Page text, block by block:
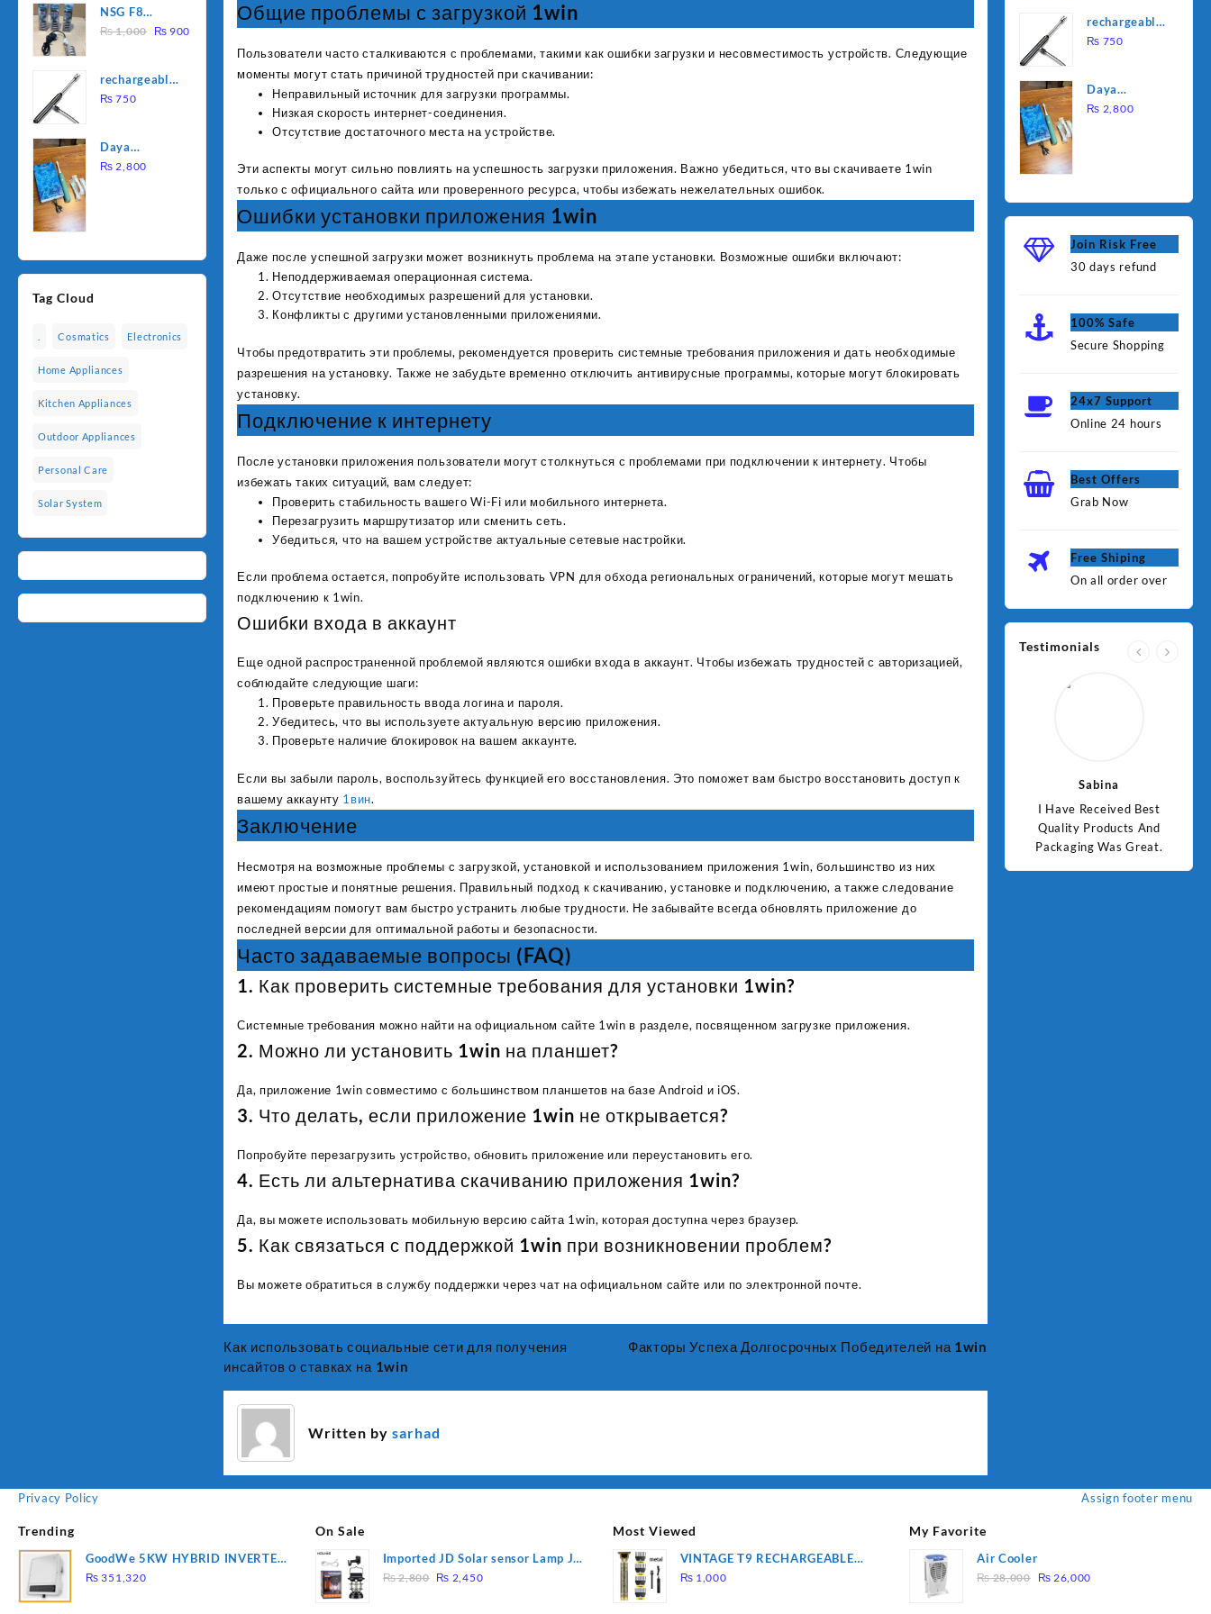
was:
₨ 1,500.
is:
₨ 1,250.
NSG F8
2000W
Heating Rod
– Fast
₨1,000
Original
₨ 1,000.
₨ 900
rechargeable
electric
₨ 750
Daya
rechargable
₨ 2,800
Tag Cloud
Cosmatics Electronics
Home Appliances
Kitchen Appliances
Outdoor Appliances
Personal Care
Solar System
Общие проблемы с загрузкой 1win
Пользователи часто сталкиваются с проблемами, такими как ошибки загрузки и несовместимость устройств. Следующие
моменты могут стать причиной трудностей при скачивании:
Неправильный источник для загрузки программы.
Низкая скорость интернет-соединения.
Отсутствие достаточного места на устройстве.
Эти аспекты могут сильно повлиять на успешность загрузки приложения. Важно убедиться, что вы скачиваете 1win
только с официального сайта или проверенного ресурса, чтобы избежать нежелательных ошибок.
Ошибки установки приложения 1win
Даже после успешной загрузки может возникнуть проблема на этапе установки. Возможные ошибки включают:
Неподдерживаемая операционная система.
Отсутствие необходимых разрешений для установки.
Конфликты с другими установленными приложениями.
Чтобы предотвратить эти проблемы, рекомендуется проверить системные требования приложения и дать необходимые
разрешения на установку. Также не забудьте временно отключить антивирусные программы, которые могут блокировать
установку.
Подключение к интернету
После установки приложения пользователи могут столкнуться с проблемами при подключении к интернету. Чтобы
избежать таких ситуаций, вам следует:
Проверить стабильность вашего Wi-Fi или мобильного интернета.
Перезагрузить маршрутизатор или сменить сеть.
Убедиться, что на вашем устройстве актуальные сетевые настройки.
Если проблема остается, попробуйте использовать VPN для обхода региональных ограничений, которые могут мешать
подключению к 1win.
Ошибки входа в аккаунт
Еще одной распространенной проблемой являются ошибки входа в аккаунт. Чтобы избежать трудностей с авторизацией,
соблюдайте следующие шаги:
Проверьте правильность ввода логина и пароля.
Убедитесь, что вы используете актуальную версию приложения.
Проверьте наличие блокировок на вашем аккаунте.
Если вы забыли пароль, воспользуйтесь функцией его восстановления. Это поможет вам быстро восстановить доступ к
вашему аккаунту 1вин.
Заключение
Несмотря на возможные проблемы с загрузкой, установкой и использованием приложения 1win, большинство из них
имеют простые и понятные решения. Правильный подход к скачиванию, установке и подключению, а также следование
рекомендациям помогут вам быстро устранить любые трудности. Не забывайте всегда обновлять приложение до
последней версии для оптимальной работы и безопасности.
Часто задаваемые вопросы (FAQ)
1. Как проверить системные требования для установки 1win?
Системные требования можно найти на официальном сайте 1win в разделе, посвященном загрузке приложения.
2. Можно ли установить 1win на планшет?
Да, приложение 1win совместимо с большинством планшетов на базе Android и iOS.
3. Что делать, если приложение 1win не открывается?
Попробуйте перезагрузить устройство, обновить приложение или переустановить его.
4. Есть ли альтернатива скачиванию приложения 1win?
Да, вы можете использовать мобильную версию сайта 1win, которая доступна через браузер.
5. Как связаться с поддержкой 1win при возникновении проблем?
Вы можете обратиться в службу поддержки через чат на официальном сайте или по электронной почте.
Post
Как использовать социальные сети для получения
инсайтов о ставках на 1win
Факторы Успеха Долгосрочных Победителей на 1win
Written bysarhad
Heating Rod
– Fast
₨ 1,000.
rechargeable
electric
₨ 750
Daya
rechargable
₨ 2,800
Join Risk Free
30 days refund
100% Safe
Secure Shopping
24x7 Support
Online 24 hours
Best Offers
Grab Now
Free Shiping
On all order over
Testimonials
Sabina
I Have Received Best
Jawad
Good Quality Products.
Sabina
I Have Received Best
Quality Products And
Packaging Was Great.
Privacy Policy Assign footer menu
Trending
GoodWe 5KW HYBRID INVERTER
GW5K-ET
₨ 351,320
On Sale
Imported JD Solar sensor Lamp JD-
7809
₨2,800 Original
₨ 2,450Current
Most Viewed
VINTAGE T9 RECHARGEABLE
Electric Hair CLIPPER
₨ 1,000
My Favorite
Air Cooler
₨28,000
Original
₨ 26,000